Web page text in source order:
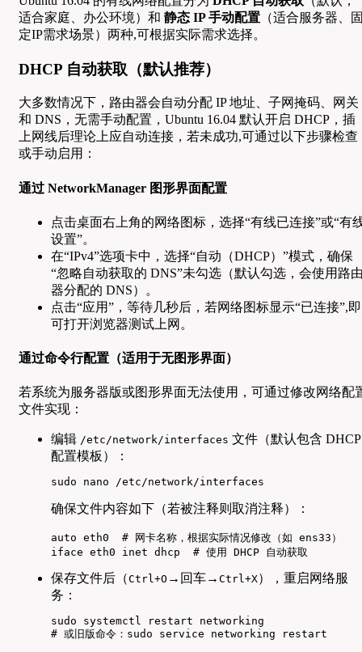
适合家庭、办公环境）和 静态 IP 手动配置 （适合服务器、
定IP需求场景）两种,可根据实际需求选择。
DHCP 自动获取（默认推荐）
大多数情况下，路由器会自动分配 IP 地址、子网掩码、网关
和 DNS，无需手动配置，Ubuntu 16.04 默认开启 DHCP，插
上网线后理论上应自动连接，若未成功,可通过以下步骤检查
或手动启用：
通过 NetworkManager 图形界面配置
点击桌面右上角的网络图标，选择“有线已连接”或“有
设置”。
在“IPv4”选项卡中，选择“自动（DHCP）”模式，确保
“忽略自动获取的 DNS”未勾选（默认勾选，会使用路
器分配的 DNS）。
点击“应用”，等待几秒后，若网络图标显示“已连接”,即
可打开浏览器测试上网。
通过命令行配置（适用于无图形界面）
若系统为服务器版或图形界面无法使用，可通过修改网络配
文件实现：
编辑 /etc/network/interfaces 文件（默认包含 DHCP
配置模板）：
sudo nano /etc/network/interfaces
确保文件内容如下（若被注释则取消注释）：
auto eth0  # 网卡名称，根据实际情况修改（如 ens33）
iface eth0 inet dhcp  # 使用 DHCP 自动获取
保存文件后（Ctrl+O →回车→ Ctrl+X），重启网络服
务：
sudo systemctl restart networking
# 或旧版命令：sudo service networking restart